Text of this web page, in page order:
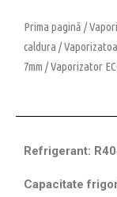
Prima pagină /
caldura /
7mm / Vaporizator
Refrigerant:
Capacitate